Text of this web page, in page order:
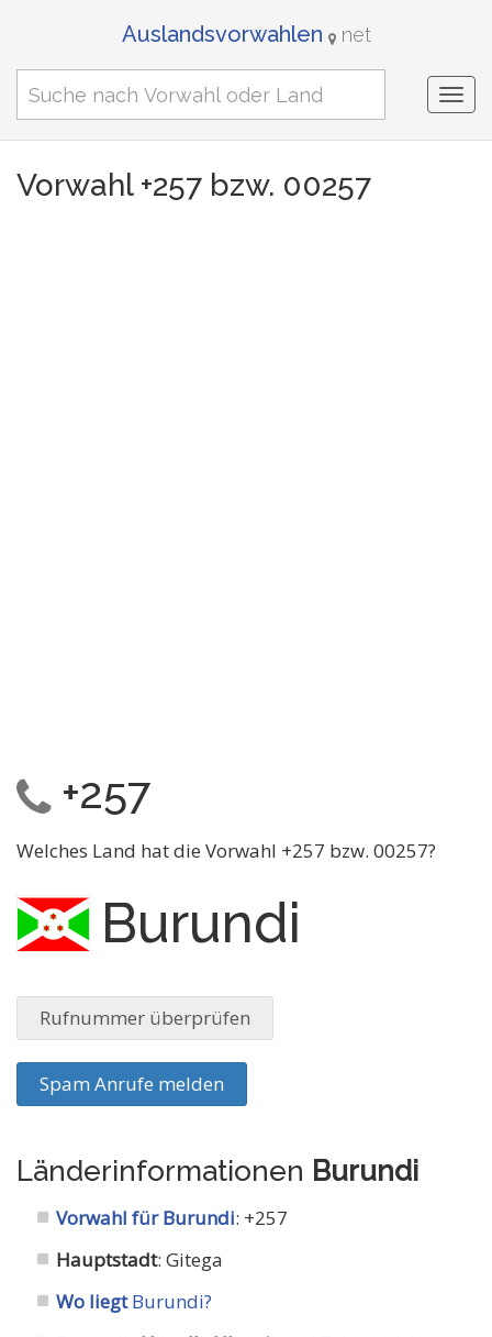
Auslandsvorwahlen net
Vorwahl +257 bzw. 00257
+257
Welches Land hat die Vorwahl +257 bzw. 00257?
Burundi
Rufnummer überprüfen
Spam Anrufe melden
Länderinformationen Burundi
Vorwahl für Burundi: +257
Hauptstadt: Gitega
Wo liegtBurundi?